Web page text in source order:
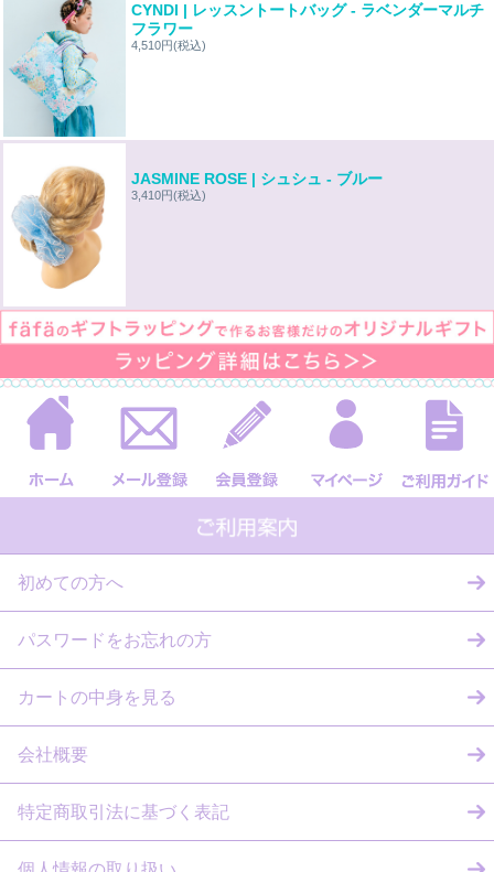
CYNDI | レッスントートバッグ - ラベンダーマルチ
フラワー
4,510円(税込)
JASMINE ROSE | シュシュ - ブルー
3,410円(税込)
初めての方へ
パスワードをお忘れの方
カートの中身を見る
会社概要
特定商取引法に基づく表記